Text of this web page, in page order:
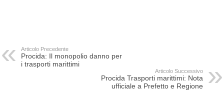
Articolo Precedente
Procida: Il monopolio danno per
i trasporti marittimi
Articolo Successivo
Procida Trasporti marittimi: Nota
ufficiale a Prefetto e Regione